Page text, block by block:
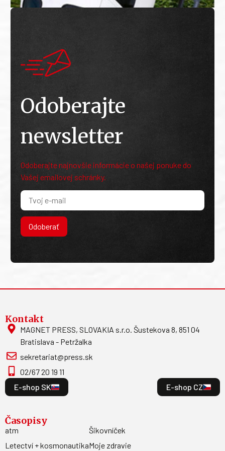
Odoberajte
newsletter
Odoberajte najnovšie informácie o našej ponuke do
Vašej emailovej schránky.
Odoberať
Kontakt
MAGNET PRESS, SLOVAKIA s.r.o. Šustekova 8, 851 04
Bratislava - Petržalka
sekretariat@press.sk
02/67 20 19 11
E-shop SK
E-shop CZ
Časopisy
atm
Letectví + kosmonautika
Šikovníček
Moje zdravie